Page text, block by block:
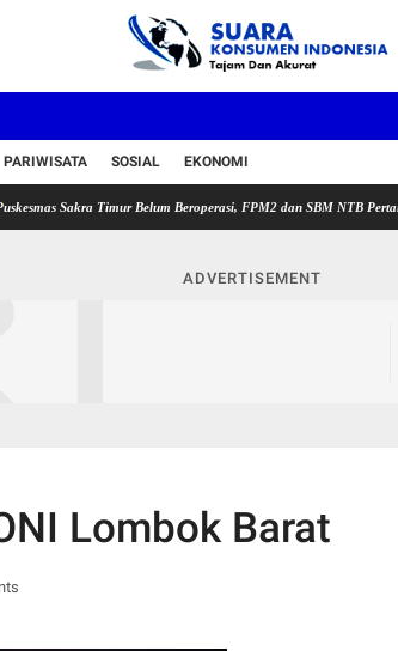
PARIWISATA SOSIAL EKONOMI
Sakra Timur Belum Beroperasi, FPM2 dan SBM NTB Pertanyakan
ADVERTISEMENT
Lombok Barat